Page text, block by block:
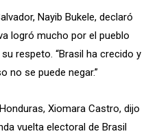
Nayib Bukele, declaró
logró mucho por el pueblo
respeto. “Brasil ha crecido y
no se puede negar.”
Xiomara Castro, dijo
vuelta electoral de Brasil